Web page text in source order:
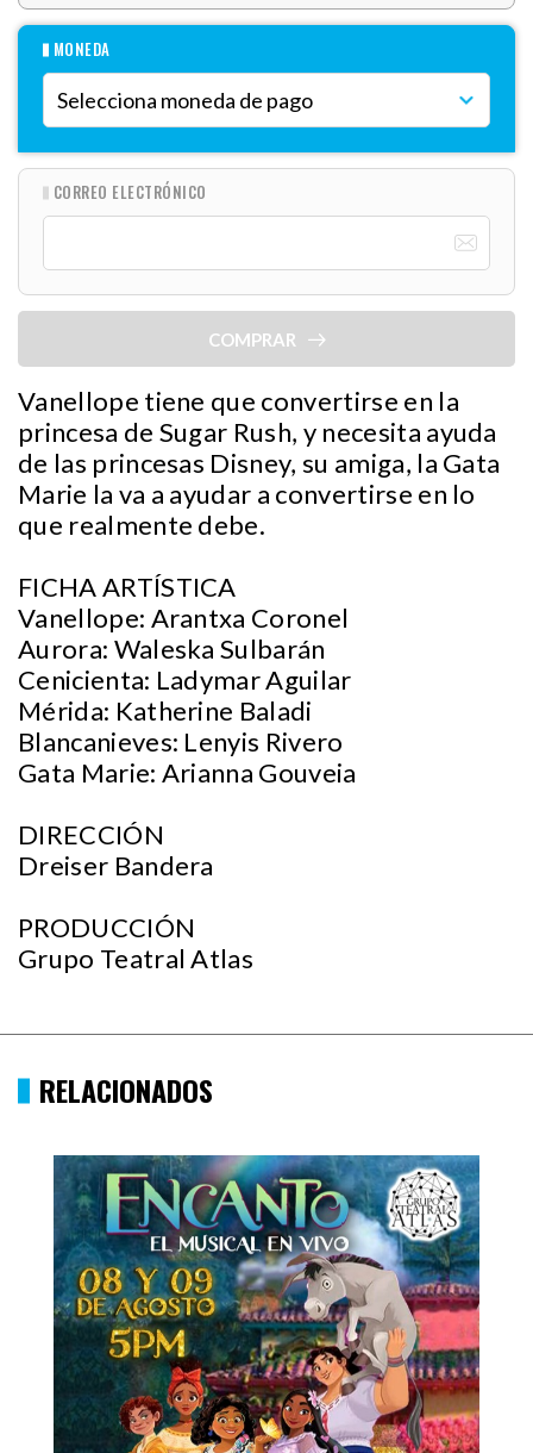
MONEDA
CORREO ELECTRÓNICO
COMPRAR
Vanellope tiene que convertirse en la
princesa de Sugar Rush, y necesita ayuda
de las princesas Disney, su amiga, la Gata
Marie la va a ayudar a convertirse en lo
que realmente debe.
FICHA ARTÍSTICA
Vanellope: Arantxa Coronel
Aurora: Waleska Sulbarán
Cenicienta: Ladymar Aguilar
Mérida: Katherine Baladi
Blancanieves: Lenyis Rivero
Gata Marie: Arianna Gouveia
DIRECCIÓN
Dreiser Bandera
PRODUCCIÓN
Grupo Teatral Atlas
RELACIONADOS